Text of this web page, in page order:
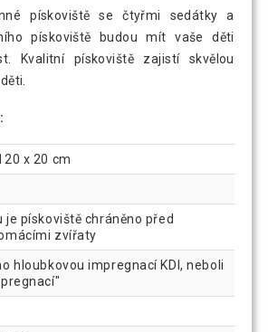
pískoviště se čtyřmi sedátky a
pískoviště budou mít vaše děti
Kvalitní pískoviště zajistí skvělou
x 20 cm
pískoviště chráněno před
zvířaty
hloubkovou impregnací KDI, neboli